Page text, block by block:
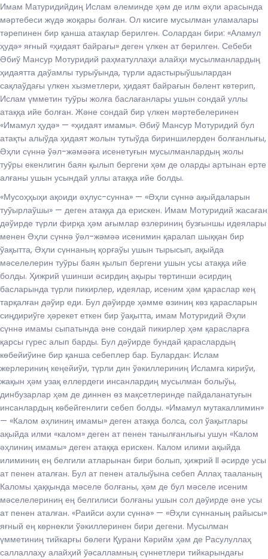
Имам Матуридийдиң Ислам әлеминде ҳәм де илм әҳли арасында
мәртебеси жүдә жоқары болған. Ол кисиге мусылман уламалары
тәрепинен бир қанша атақлар берилген. Солардан бири: «Аламул
ҳудә» яғный «ҳидаят байрағы» деген үлкен ат берилген. Себеби
Әбиў Мансур Мотуридий раҳматуллаҳи алайҳи мусылманлардың
ҳидаятта даўамлы турыўында, түрли адастырыўшылардан
сақлаўдағы үлкен хызметлери, ҳидаят байрағын бәлент кѳтерип,
Ислам үмметин туўры жолға баслағанлары ушын сондай уллы
атаққа ийе болған. Және сондай бир үлкен мәртебелеринен
«Имамул ҳудә» — «ҳидаят имамы». Әбиў Мансур Мотуридий бул
атақты алыўда ҳидаят жолын тутыўда бириншилерден болғанлығы,
Әҳли сүннә ўәл-жәмәәға исенетуғын мусылманлардың жолы
туўры екенлигин баян қылып бергени ҳәм де оларды артынан ерте
алғаны ушын усындай уллы атаққа ийе болды.
«Мусоҳҳыҳи ақоиди әҳлус-сунна» — «Әҳли сүннә ақыйдаларын
туўырлаўшы» — деген атаққа да ерискен. Имам Мотуридий жасаған
дәўирде түрли фирқа ҳәм ағымлар ѳзлериниң бузғыншы идеялары
менен Әҳли сүннә ўәл-жәмәә исенимин қаралап шыққан бир
ўақытта, Әҳли сүннаның қорғаўы ушын тырысып, ақыйда
мәселелерин туўры баян қылып бергени ушын усы атаққа ийе
болды. Ҳижрий үшинши әсирдиң ақыры тѳртинши әсирдиң
басларында түрли пикирлер, идеялар, исеним ҳәм қараслар кең
тарқалған дәўир еди. Бул дәўирде ҳәмме ѳзиниң кѳз қарасларын
сиңдириўге ҳәрекет еткен бир ўақытта, имам Мотуридий Әҳли
сүннә имамы сыпатында әне сондай пикирлер ҳәм қарасларға
қарсы гүрес алып барды. Бул дәўирде бундай қараслардың
кѳбейиўине бир қанша себеплер бар. Булардан: Ислам
жерлериниң кеңейиўи, түрли дин ўәкиллериниң Исламға кириўи,
жақын ҳәм узақ еллердеги инсанлардиң мусылман болыўы,
динбузарлар ҳәм де диннен ѳз мақсетлеринде пайдаланатуғын
инсанлардың кѳбейгенлиги себеп болды. «Имамул мутакаллимин»
— «Калом әҳлиниң имамы» деген атаққа болса, сол ўақытлары
ақыйда илми «калом» деген ат пенен танылғанлығы ушун «Калом
әҳлиниң имамы» деген атаққа ерискен. Калом илими ақыйда
илиминиң ең белгили атларынан бири болып, ҳижрий II әсирде усы
ат пенен аталған. Бул ат пенен аталыўына себеп Аллаҳ тааланың
Каломы ҳаққында мәселе болғаны, ҳәм де бул мәселе исеним
мәселелериниң ең белгилиси болғаны ушын сол дәўирде әне усы
ат пенен аталған. «Раийси әҳли сүннә» — «Әҳли сүннаның райысы»
яғный ең кѳрнекли ўәкиллеринен бири дегени. Мусылман
үмметиниң тийкарғы бѳлеги Қурани Кәрийм ҳәм де Расулуллаҳ
саллаллаҳу алайҳий ўәсалламның сүннетлери тийкарындағы